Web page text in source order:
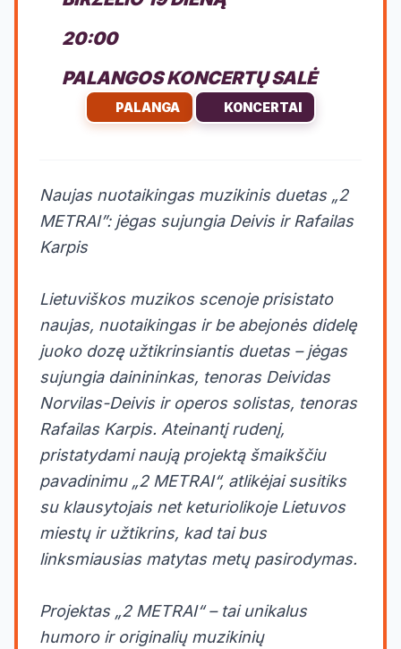
20:00
PALANGOS KONCERTŲ SALĖ
PALANGA KONCERTAI
Naujas nuotaikingas muzikinis duetas „2
METRAI”: jėgas sujungia Deivis ir Rafailas
Karpis
Lietuviškos muzikos scenoje prisistato
naujas, nuotaikingas ir be abejonės didelę
juoko dozę užtikrinsiantis duetas – jėgas
sujungia dainininkas, tenoras Deividas
Norvilas-Deivis ir operos solistas, tenoras
Rafailas Karpis. Ateinantį rudenį,
pristatydami naują projektą šmaikščiu
pavadinimu „2 METRAI“, atlikėjai susitiks
su klausytojais net keturiolikoje Lietuvos
miestų ir užtikrins, kad tai bus
linksmiausias matytas metų pasirodymas.
Projektas „2 METRAI“ – tai unikalus
humoro ir originalių muzikinių